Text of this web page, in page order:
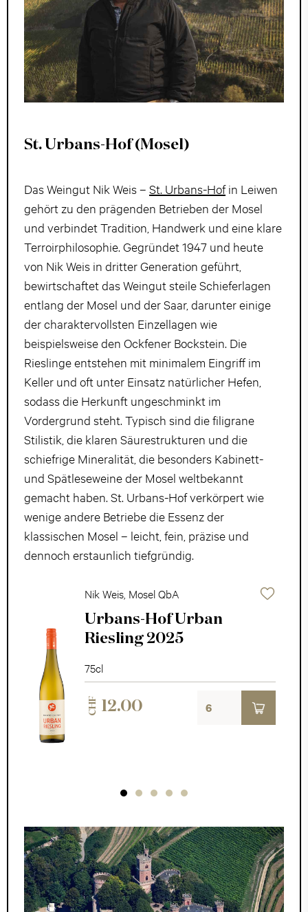
St. Urbans-Hof (Mosel)
Das Weingut Nik Weis – St. Urbans-Hofin Leiwen
gehört zu den prägenden Betrieben der Mosel
und verbindet Tradition, Handwerk und eine klare
Terroirphilosophie. Gegründet 1947 und heute
von Nik Weis in dritter Generation geführt,
bewirtschaftet das Weingut steile Schieferlagen
entlang der Mosel und der Saar, darunter einige
der charaktervollsten Einzellagen wie
beispielsweise den Ockfener Bockstein. Die
Rieslinge entstehen mit minimalem Eingriff im
Keller und oft unter Einsatz natürlicher Hefen,
sodass die Herkunft ungeschminkt im
Vordergrund steht. Typisch sind die filigrane
Stilistik, die klaren Säurestrukturen und die
schiefrige Mineralität, die besonders Kabinett-
und Spätleseweine der Mosel weltbekannt
gemacht haben. St. Urbans-Hof verkörpert wie
wenige andere Betriebe die Essenz der
klassischen Mosel – leicht, fein, präzise und
dennoch erstaunlich tiefgründig.
Nik Weis, Mosel QbA
Urbans-Hof Urban
Riesling 2025
75cl
CHF 12.00